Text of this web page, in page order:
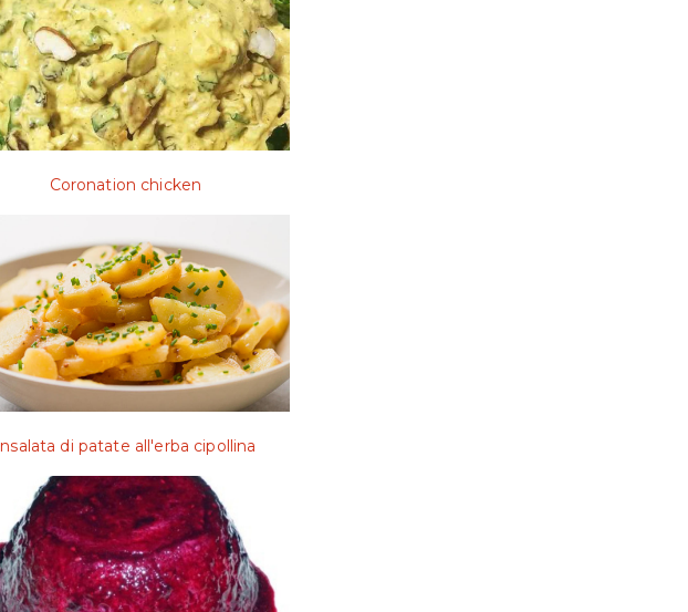
Coronation chicken
Insalata di patate all'erba cipollina